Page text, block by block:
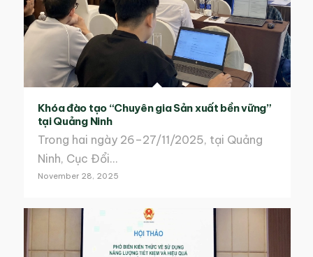
Khóa đào tạo “Chuyên gia Sản xuất bền vững”
tại Quảng Ninh
Trong hai ngày 26–27/11/2025, tại Quảng
Ninh, Cục Đổi…
November 28, 2025